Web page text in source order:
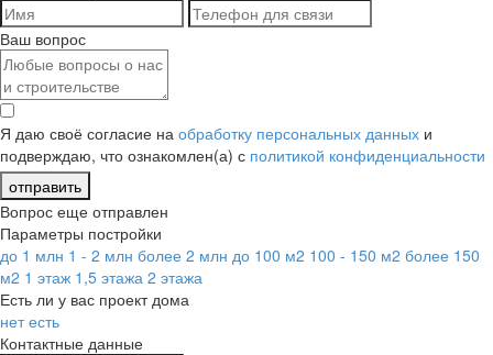
Ваш вопрос
Я даю своё согласие на обработку персональных данных и
подверждаю, что ознакомлен(а) с политикой конфиденциальности
отправить
Вопрос еще отправлен
Параметры постройки
до 1 млн 1 - 2 млн более 2 млн до 100 м2 100 - 150 м2 более 150
м2 1 этаж 1,5 этажа 2 этажа
Есть ли у вас проект дома
нет есть
Контактные данные